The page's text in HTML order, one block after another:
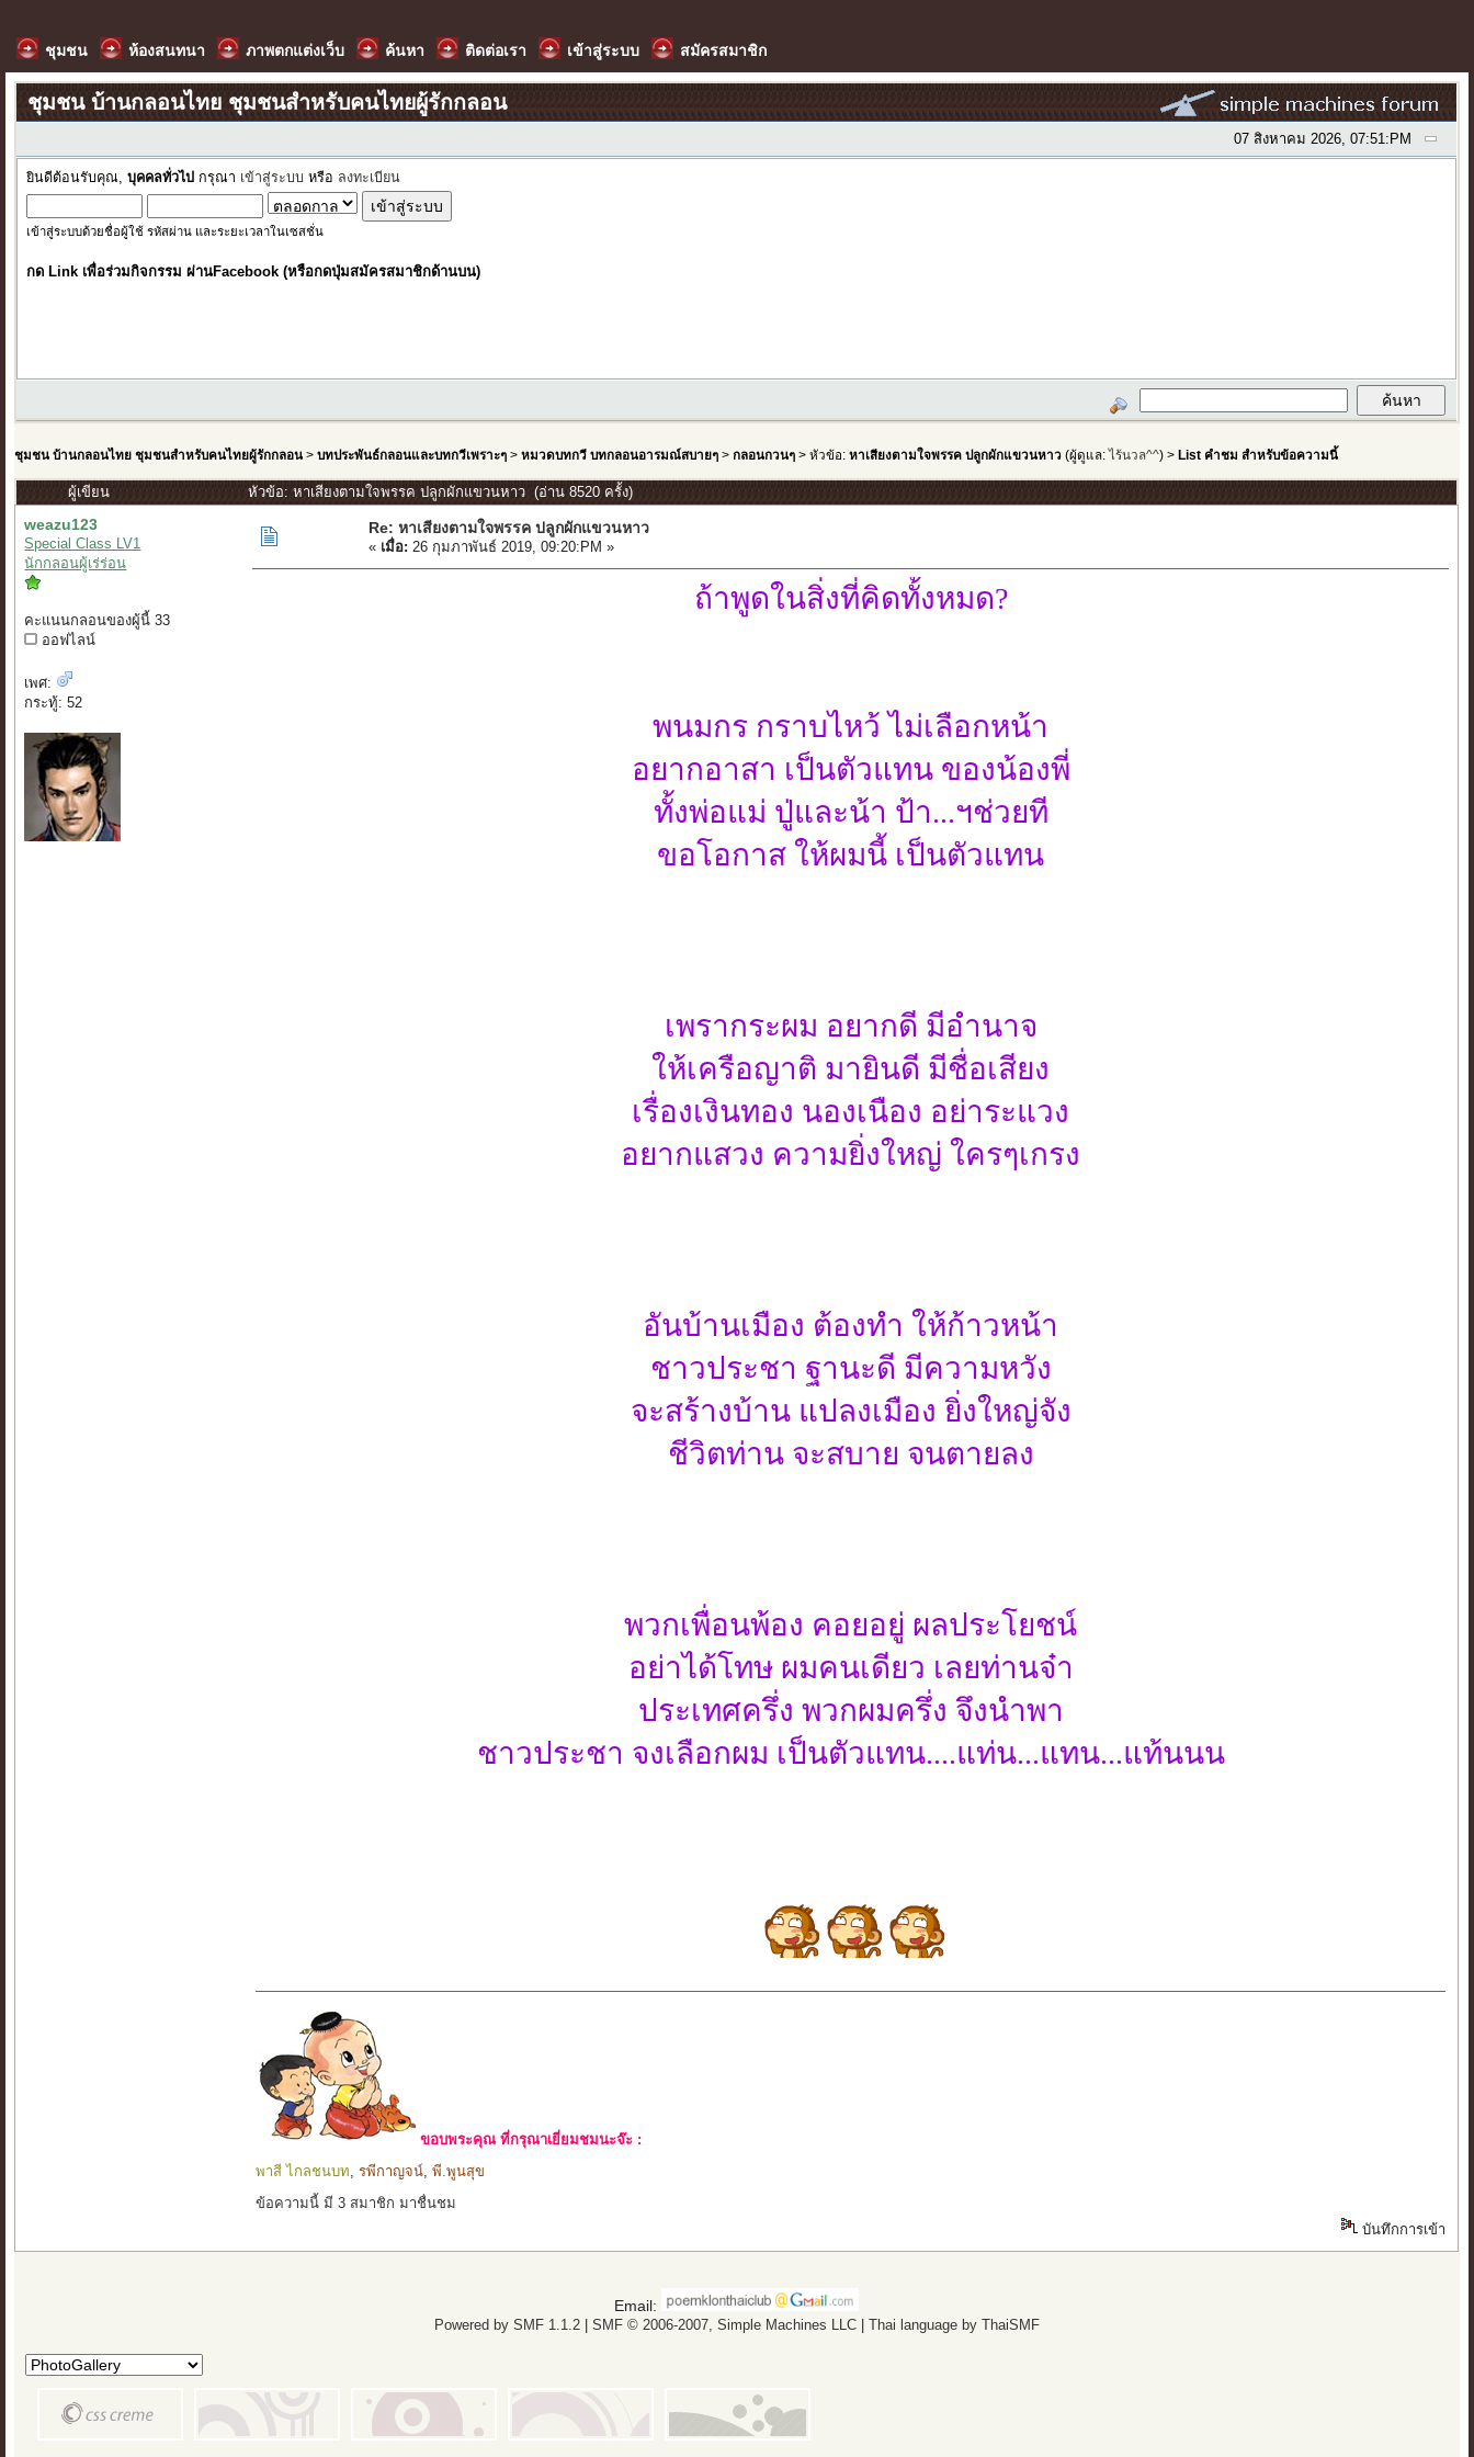
ชุมชน ห้องสนทนา ภาพตกแต่งเว็บ ค้นหา ติดต่อเรา เข้าสู่ระบบ สมัครสมาชิก
ชุมชน บ้านกลอนไทย ชุมชนสำหรับคนไทยผู้รักกลอน
07 สิงหาคม 2026, 07:51:PM
ยินดีต้อนรับคุณ,บุคคลทั่วไป กรุณา เข้าสู่ระบบ หรือ ลงทะเบียน
เข้าสู่ระบบด้วยชื่อผู้ใช้ รหัสผ่าน และระยะเวลาในเซสชั่น
กด Link เพื่อร่วมกิจกรรม ผ่านFacebook (หรือกดปุ่มสมัครสมาชิกด้านบน)
ชุมชน บ้านกลอนไทย ชุมชนสำหรับคนไทยผู้รักกลอน >บทประพันธ์กลอนและบทกวีเพราะๆ >หมวดบทกวี บทกลอนอารมณ์สบายๆ >กลอนกวนๆ > หัวข้อ:หาเสียงตามใจพรรค ปลูกผักแขวนหาว (ผู้ดูแล:ไร้นวล^^) >List คำชม สำหรับข้อความนี้
ผู้เขียน หัวข้อ: หาเสียงตามใจพรรค ปลูกผักแขวนหาว (อ่าน 8520 ครั้ง)
weazu123
Special Class LV1
นักกลอนผู้เร่ร่อน
คะแนนกลอนของผู้นี้ 33
ออฟไลน์
เพศ:
กระทู้: 52
Re: หาเสียงตามใจพรรค ปลูกผักแขวนหาว
« เมื่อ: 26 กุมภาพันธ์ 2019, 09:20:PM »
ถ้าพูดในสิ่งที่คิดทั้งหมด?
พนมกร กราบไหว้ ไม่เลือกหน้า
อยากอาสา เป็นตัวแทน ของน้องพี่
ทั้งพ่อแม่ ปู่และน้า ป้า...ฯช่วยที
ขอโอกาส ให้ผมนี้ เป็นตัวแทน
เพรากระผม อยากดี มีอำนาจ
ให้เครือญาติ มายินดี มีชื่อเสียง
เรื่องเงินทอง นองเนือง อย่าระแวง
อยากแสวง ความยิ่งใหญ่ ใครๆเกรง
อันบ้านเมือง ต้องทำ ให้ก้าวหน้า
ชาวประชา ฐานะดี มีความหวัง
จะสร้างบ้าน แปลงเมือง ยิ่งใหญ่จัง
ชีวิตท่าน จะสบาย จนตายลง
พวกเพื่อนพ้อง คอยอยู่ ผลประโยชน์
อย่าได้โทษ ผมคนเดียว เลยท่านจ๋า
ประเทศครึ่ง พวกผมครึ่ง จึงนำพา
ชาวประชา จงเลือกผม เป็นตัวแทน....แท่น...แทน...แท้นนน
ขอบพระคุณ ที่กรุณาเยี่ยมชมนะจ๊ะ :
พาสี ไกลชนบท ,รพีกาญจน์ ,พี.พูนสุข
ข้อความนี้ มี 3 สมาชิก มาชื่นชม
บันทึกการเข้า
Email:
Powered by SMF 1.1.2| SMF © 2006-2007, Simple Machines LLC| Thai language by ThaiSMF